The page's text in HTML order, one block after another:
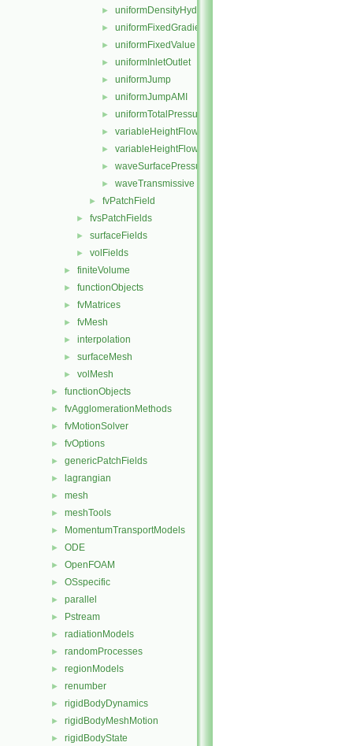
► uniformDensityHydrostaticPressure
► uniformFixedGradient
► uniformFixedValue
► uniformInletOutlet
► uniformJump
► uniformJumpAMI
► uniformTotalPressure
► variableHeightFlowRate
► variableHeightFlowRateInletVelocity
► waveSurfacePressure
► waveTransmissive
► fvPatchField
► fvsPatchFields
► surfaceFields
► volFields
► finiteVolume
► functionObjects
► fvMatrices
► fvMesh
► interpolation
► surfaceMesh
► volMesh
► functionObjects
► fvAgglomerationMethods
► fvMotionSolver
► fvOptions
► genericPatchFields
► lagrangian
► mesh
► meshTools
► MomentumTransportModels
► ODE
► OpenFOAM
► OSspecific
► parallel
► Pstream
► radiationModels
► randomProcesses
► regionModels
► renumber
► rigidBodyDynamics
► rigidBodyMeshMotion
► rigidBodyState